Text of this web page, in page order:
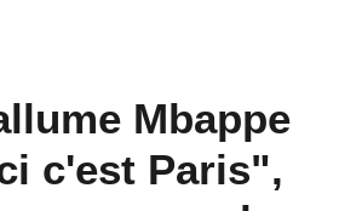
Mbappe
c'est Paris",